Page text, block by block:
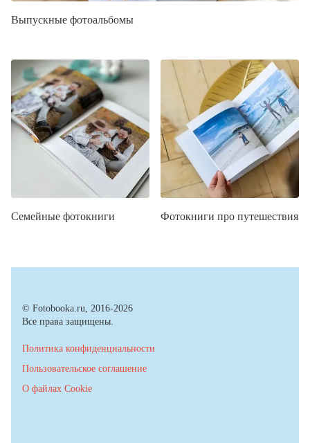
Выпускные фотоальбомы
Семейные фотокниги Фотокниги про путешествия
© Fotobooka.ru, 2016-2026
Все права защищены.
Политика конфиденциальности
Пользовательское соглашение
О файлах Cookie